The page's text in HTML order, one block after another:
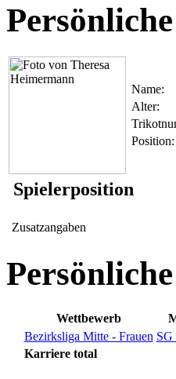
Name:
Alter:
Position:
Spielerposition
Zusatzangaben
Wettbewerb
Bezirksliga Mitte - Frauen SG
Karriere total